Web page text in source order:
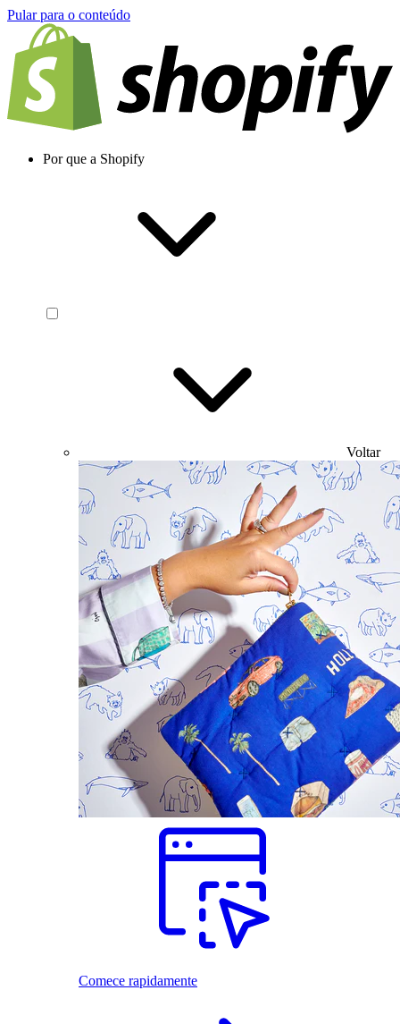
Pular para o conteúdo
Por que a Shopify
Voltar
Comece rapidamente